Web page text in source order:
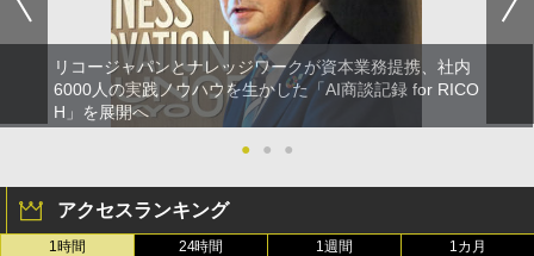
リコージャパンとナレッジワークが資本業務提携、社内
6000人の実践ノウハウを生かした「AI商談記録 for RICO
H」を展開へ
●
● ●
アクセスランキング
1時間 24時間 1週間 1カ月